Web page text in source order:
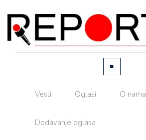
Vesti Oglasi O nama
Dodavanje oglasa